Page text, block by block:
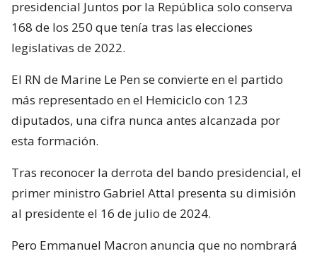
presidencial Juntos por la República solo conserva
168 de los 250 que tenía tras las elecciones
legislativas de 2022.
El RN de Marine Le Pen se convierte en el partido
más representado en el Hemiciclo con 123
diputados, una cifra nunca antes alcanzada por
esta formación.
Tras reconocer la derrota del bando presidencial, el
primer ministro Gabriel Attal presenta su dimisión
al presidente el 16 de julio de 2024.
Pero Emmanuel Macron anuncia que no nombrará